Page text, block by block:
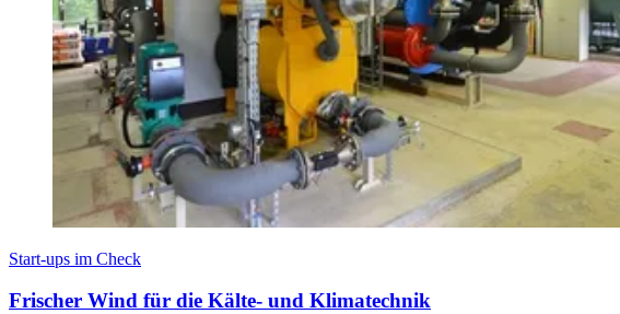
Start-ups im Check
Frischer Wind für die Kälte- und Klimatechnik